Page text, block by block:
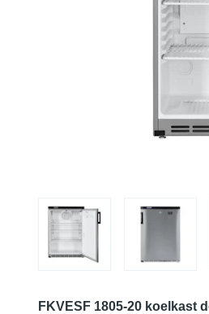
FKVESF 1805-20 koelkast